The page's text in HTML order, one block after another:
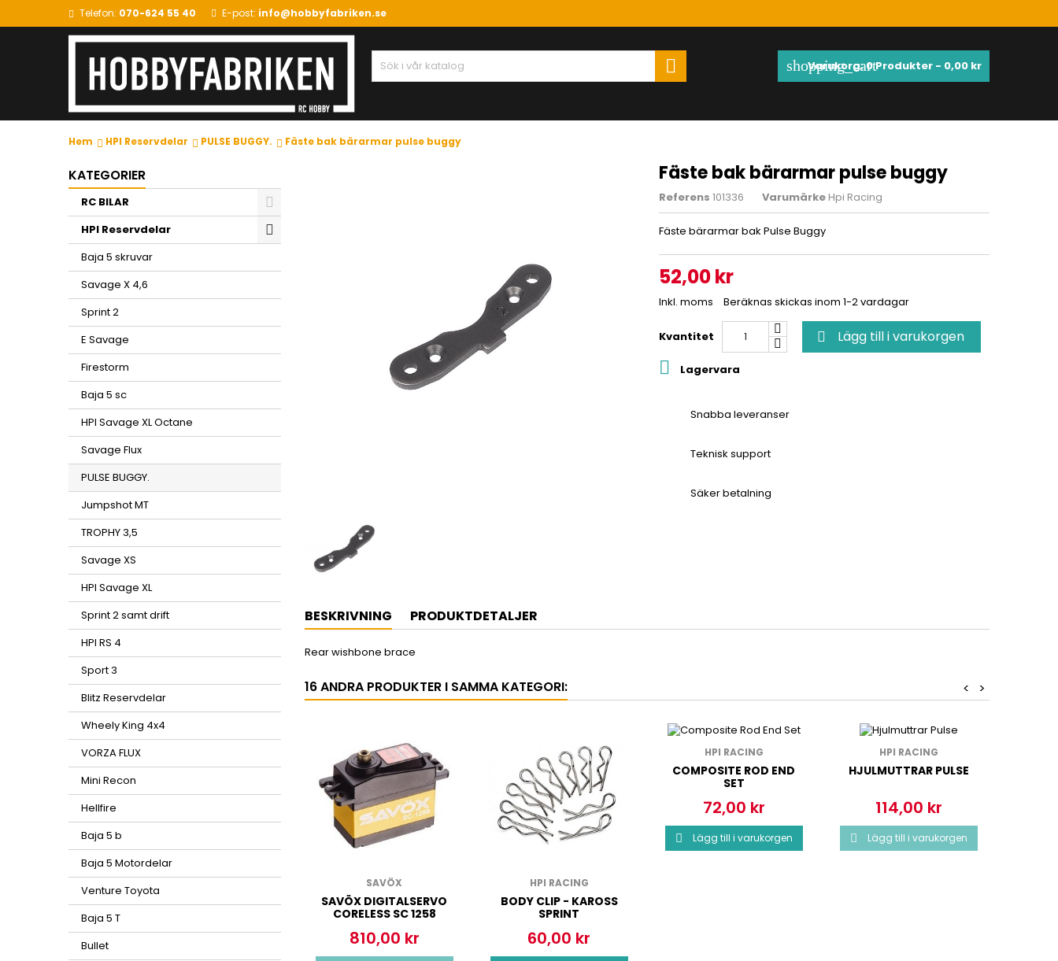
Telefon: 070-624 55 40 E-post: info@hobbyfabriken.se
shopping_cart
Varukorg: 0Produkter - 0,00 kr

Hem HPI Reservdelar PULSE BUGGY. Fäste bak bärarmar pulse buggy
KATEGORIER
RC BILAR
HPI Reservdelar
Baja 5 skruvar
Savage X 4,6
Sprint 2
E Savage
Firestorm
Baja 5 sc
HPI Savage XL Octane
Savage Flux
PULSE BUGGY.
Jumpshot MT
TROPHY 3,5
Savage XS
HPI Savage XL
Sprint 2 samt drift
HPI RS 4
Sport 3
Blitz Reservdelar
Wheely King 4x4
VORZA FLUX
Mini Recon
Hellfire
Baja 5 b
Baja 5 Motordelar
Venture Toyota
Baja 5 T
Bullet
Fäste bak bärarmar pulse buggy
Referens 101336 Varumärke Hpi Racing
Fäste bärarmar bak Pulse Buggy
52,00 kr
Inkl. moms Beräknas skickas inom 1-2 vardagar
Kvantitet  Lägg till i varukorgen
 Lagervara
Snabba leveranser
Teknisk support
Säker betalning
BESKRIVNING PRODUKTDETALJER
Rear wishbone brace
16 ANDRA PRODUKTER I SAMMA KATEGORI: >
<
SAVÖX
SAVÖX DIGITALSERVO
CORELESS SC 1258
Pris
810,00 kr
HPI RACING
BODY CLIP - KAROSS
SPRINT
Pris
60,00 kr
HPI RACING
COMPOSITE ROD END
SET
Pris
72,00 kr
 Lägg till i varukorgen
HPI RACING
HJULMUTTRAR PULSE
Pris
114,00 kr
 Lägg till i varukorgen